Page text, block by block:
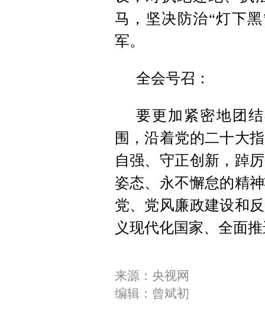
马，坚决防治“灯下
军。
全会号召：
要更加紧密地团
围，沿着党的二十大
自强、守正创新，踔
姿态、永不懈怠的精
党、党风廉政建设和
义现代化国家、全面
来源：央视网
编辑：曾斌初